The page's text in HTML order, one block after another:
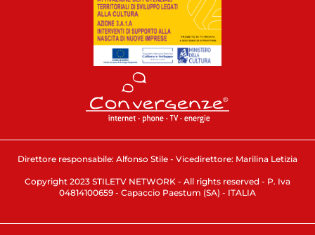
Direttore responsabile: Alfonso Stile - Vicedirettore: Marilina Letizia
Copyright 2023 STILETV NETWORK - All rights reserved - P. Iva
04814100659 - Capaccio Paestum (SA) - ITALIA